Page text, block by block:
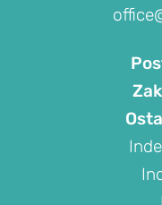
Artroskopija